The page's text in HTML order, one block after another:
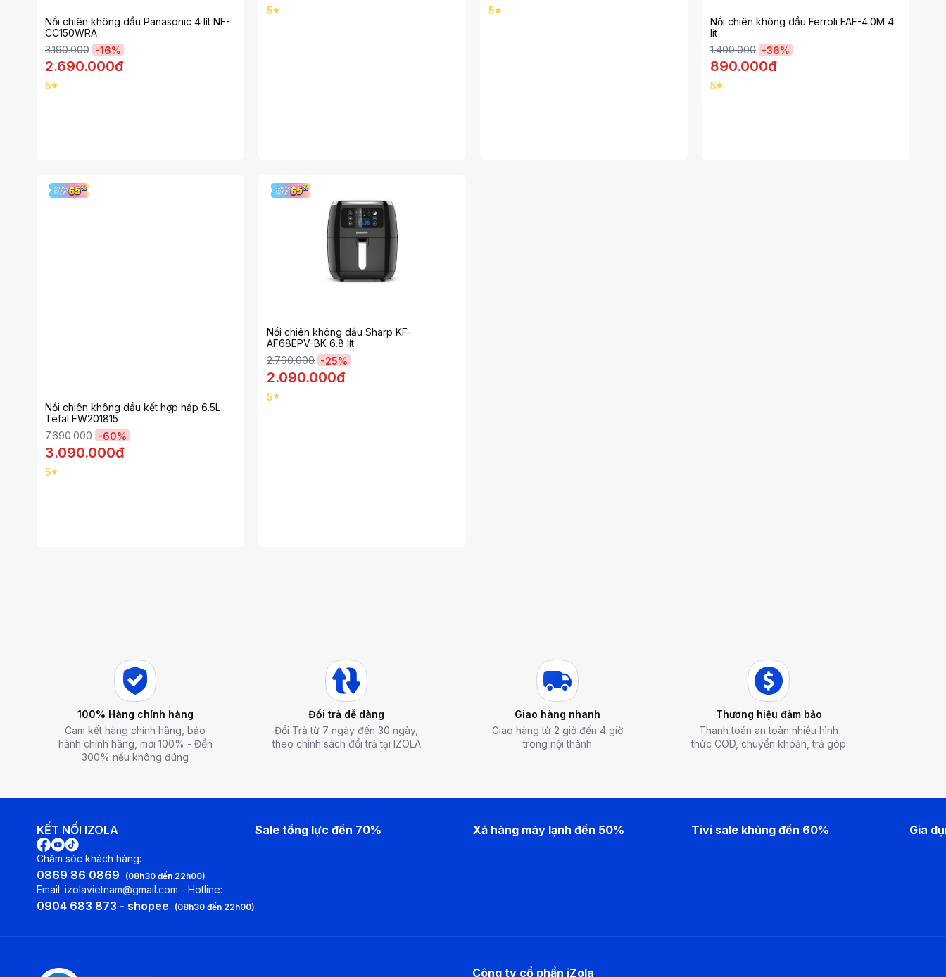
Nồi chiên không dầu Panasonic 4 lít NF-
CC150WRA
3.190.000 -16%
2.690.000đ
5
5
5
Nồi chiên không dầu Ferroli FAF-4.0M 4
lít
1.400.000 -36%
890.000đ
5
Nồi chiên không dầu kết hợp hấp 6.5L
Tefal FW201815
7.690.000 -60%
3.090.000đ
5
Nồi chiên không dầu Sharp KF-
AF68EPV-BK 6.8 lít
2.790.000 -25%
2.090.000đ
5
100% Hàng chính hàng
Cam kết hàng chính hãng, bảo
hành chính hãng, mới 100% - Đền
300% nếu không đúng
Đổi trả dễ dàng
Đổi Trả từ 7 ngày đến 30 ngày,
theo chính sách đổi trả tại IZOLA
Giao hàng nhanh
Giao hàng từ 2 giờ đến 4 giờ
trong nội thành
Thương hiệu đảm bảo
Thanh toán an toàn nhiều hình
thức COD, chuyển khoản, trả góp
KẾT NỐI IZOLA
Chăm sóc khách hàng:
0869 86 0869 (08h30 đến 22h00)
Email: izolavietnam@gmail.com - Hotline:
0904 683 873 - shopee (08h30 đến 22h00)
Sale tổng lực đến 70% Xả hàng máy lạnh đến 50% Tivi sale khủng đến 60% Gia
Công ty cổ phần iZola